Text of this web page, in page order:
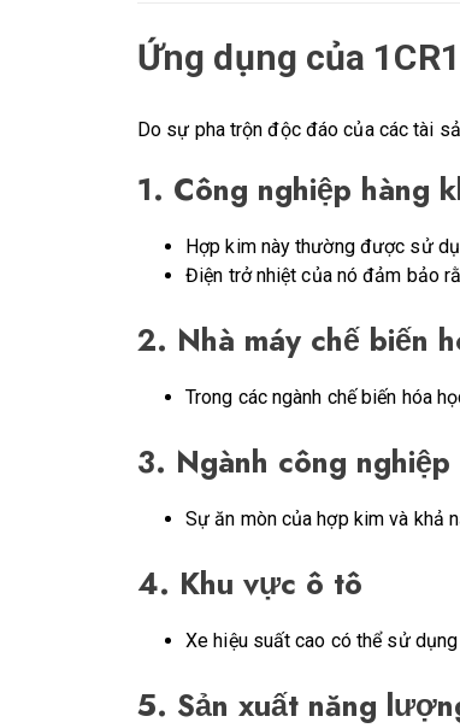
Ứng dụng của
Do sự pha trộn độc đáo của các tài
1. Công nghiệp hàng
Hợp kim này thường được sử
Điện trở nhiệt của nó đảm bảo
2. Nhà máy chế biến
Trong các ngành chế biến hóa
3. Ngành công
Sự ăn mòn của hợp kim và khả
4. Khu vực ô tô
Xe hiệu suất cao có thể sử
5. Sản xuất năng